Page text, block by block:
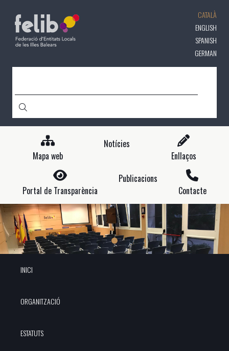
contingut
CATALÀ
ENGLISH
SPANISH
GERMAN
Mapa web
Notícies
Enllaços
Portal de Transparència
Publicacions
Contacte
INICI
ORGANITZACIÓ
ESTATUTS